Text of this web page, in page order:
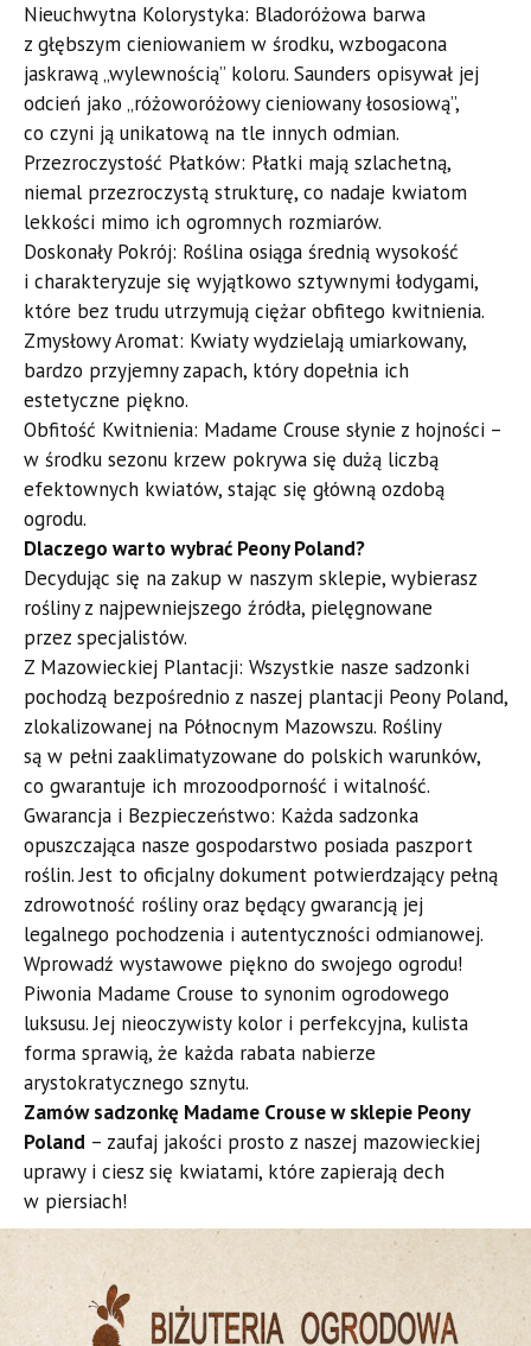
​Nieuchwytna Kolorystyka: Bladoróżowa barwa
z głębszym cieniowaniem w środku, wzbogacona
jaskrawą „wylewnością” koloru. Saunders opisywał jej
odcień jako „różoworóżowy cieniowany łososiową”,
co czyni ją unikatową na tle innych odmian.
​Przezroczystość Płatków: Płatki mają szlachetną,
niemal przezroczystą strukturę, co nadaje kwiatom
lekkości mimo ich ogromnych rozmiarów.
​Doskonały Pokrój: Roślina osiąga średnią wysokość
i charakteryzuje się wyjątkowo sztywnymi łodygami,
które bez trudu utrzymują ciężar obfitego kwitnienia.
​Zmysłowy Aromat: Kwiaty wydzielają umiarkowany,
bardzo przyjemny zapach, który dopełnia ich
estetyczne piękno.
​Obfitość Kwitnienia: Madame Crouse słynie z hojności –
w środku sezonu krzew pokrywa się dużą liczbą
efektownych kwiatów, stając się główną ozdobą
ogrodu.
​Dlaczego warto wybrać Peony Poland?
​Decydując się na zakup w naszym sklepie, wybierasz
rośliny z najpewniejszego źródła, pielęgnowane
przez specjalistów.
​Z Mazowieckiej Plantacji: Wszystkie nasze sadzonki
pochodzą bezpośrednio z naszej plantacji Peony Poland,
zlokalizowanej na Północnym Mazowszu. Rośliny
są w pełni zaaklimatyzowane do polskich warunków,
co gwarantuje ich mrozoodporność i witalność.
​Gwarancja i Bezpieczeństwo: Każda sadzonka
opuszczająca nasze gospodarstwo posiada paszport
roślin. Jest to oficjalny dokument potwierdzający pełną
zdrowotność rośliny oraz będący gwarancją jej
legalnego pochodzenia i autentyczności odmianowej.
​Wprowadź wystawowe piękno do swojego ogrodu!
​Piwonia Madame Crouse to synonim ogrodowego
luksusu. Jej nieoczywisty kolor i perfekcyjna, kulista
forma sprawią, że każda rabata nabierze
arystokratycznego sznytu.
Zamów sadzonkę Madame Crouse w sklepie Peony
Poland – zaufaj jakości prosto z naszej mazowieckiej
uprawy i ciesz się kwiatami, które zapierają dech
w piersiach!